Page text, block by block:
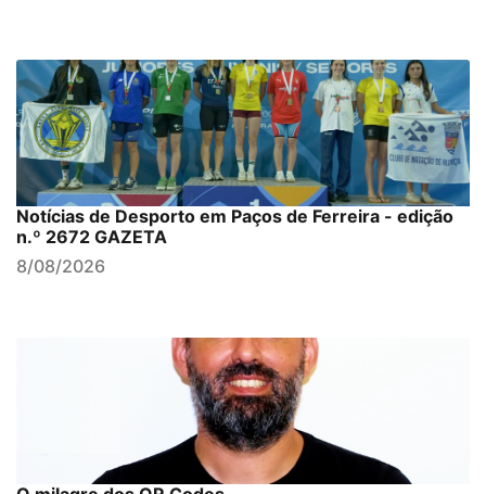
Notícias de Desporto em Paços de Ferreira - edição
n.º 2672 GAZETA
8/08/2026